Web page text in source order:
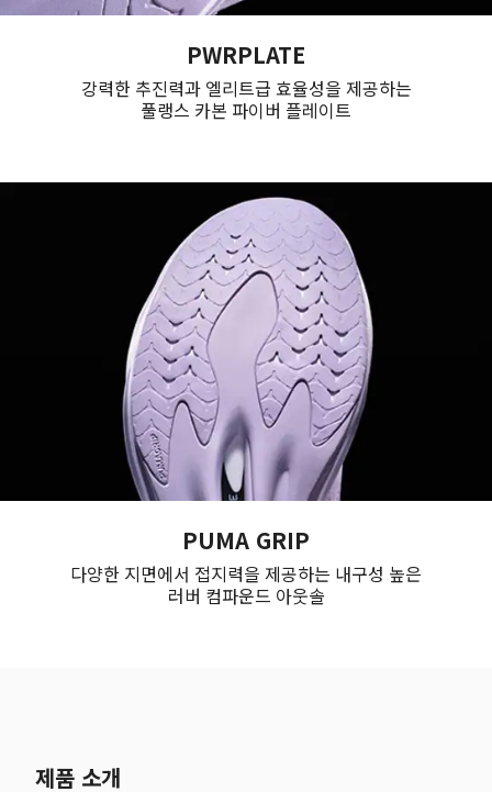
PWRPLATE
강력한 추진력과 엘리트급 효율성을 제공하는
풀랭스 카본 파이버 플레이트
PUMA GRIP
다양한 지면에서 접지력을 제공하는 내구성 높은
러버 컴파운드 아웃솔
제품 소개